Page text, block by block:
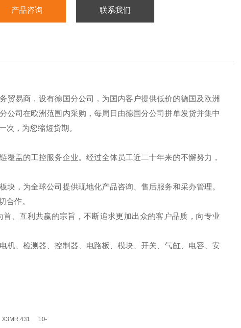
产品咨询 联系我们
贸易商，设有德国分公司，为国内客户提供低价的德国及欧洲
公司在欧洲范围内采购，每周日由德国分公司拼单发货并集中
次，为您缩短货期。
覆盖的工控服务企业。经过全体员工近二十年来的不懈努力，
，为全球公司提供现地化产品咨询、售后服务和采办管理。
合作。
、互利共赢的宗旨，不断追求更加出众的客户品质，向专业
机、检测器、控制器、电路板、模块、开关、气缸、电容、安
X3MR.431 10-